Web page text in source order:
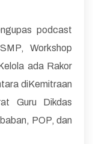
podcast
Workshop
ada Rakor
diKemitraan
Guru Dikdas
POP, dan